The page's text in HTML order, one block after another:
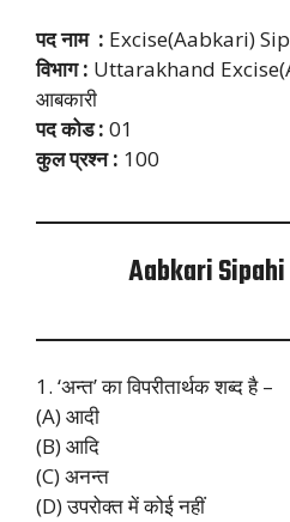
पदनाम: Excise(Aabkari)
विभाग: Uttarakhand
आबकारी
पद कोड : 01
कुलप्रश्न: 100
Aabkari
1. ‘अन्त’ का विपरीतार्थक शब्द है –
(A) आदी
(B) आदि
(C) अनन्त
(D) उपरोक्त में कोई नहीं